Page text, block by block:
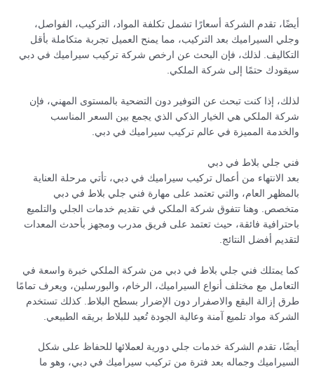
أيضًا، تقدم الشركة أسعارًا تشمل تكلفة المواد، التركيب، الفواصل،
وجلي السيراميك بعد التركيب، مما يمنح العميل تجربة متكاملة بأقل
التكاليف. لذلك، فإن البحث عن ارخص شركة تركيب سيراميك في دبي
سيقودك حتمًا إلى شركة الملكي.
لذلك، إذا كنت تبحث عن التوفير دون التضحية بالمستوى المهني، فإن
شركة الملكي هي الخيار الذكي الذي يجمع بين السعر المناسب
والخدمة المميزة في عالم تركيب سيراميك في دبي.
فني جلي بلاط في دبي
بعد الانتهاء من أعمال تركيب سيراميك في دبي، تأتي مرحلة العناية
بالمظهر العام، والتي تعتمد على مهارة فني جلي بلاط في دبي
متخصص. وهنا تتفوق شركة الملكي في تقديم خدمات الجلي والتلميع
باحترافية فائقة، حيث تعتمد على فريق مدرب ومجهز بأحدث المعدات
لتقديم أفضل النتائج.
كما يمتلك فني جلي بلاط في دبي من شركة الملكي خبرة واسعة في
التعامل مع مختلف أنواع السيراميك، الرخام، والبورسلين، ويعرف تمامًا
طرق إزالة البقع والاصفرار دون الإضرار بسطح البلاط. كذلك تستخدم
الشركة مواد تلميع آمنة وعالية الجودة تُعيد للبلاط بريقه الطبيعي.
أيضًا، تقدم الشركة خدمات جلي دورية لعملائها للحفاظ على شكل
السيراميك وجماله بعد فترة من تركيب سيراميك في دبي، وهو ما